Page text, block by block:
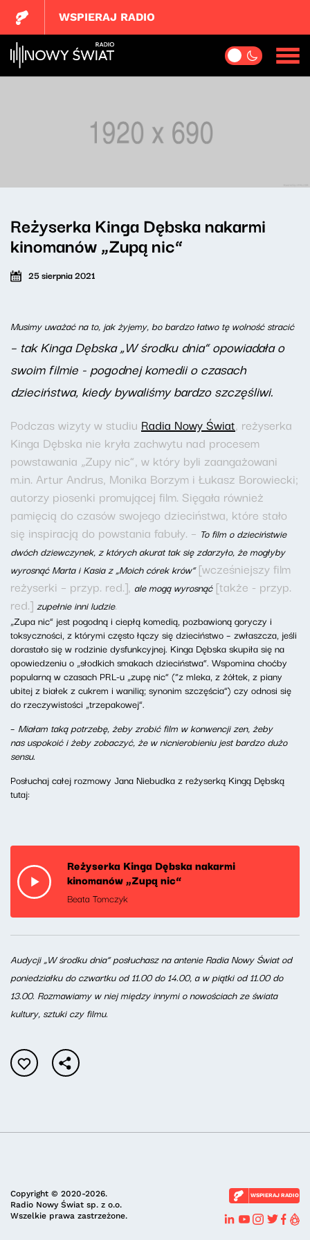
WSPIERAJ RADIO
Reżyserka Kinga Dębska nakarmi
kinomanów „Zupą nic”
25 sierpnia 2021
Musimy uważać na to, jak żyjemy, bo bardzo łatwo tę wolność stracić
– tak Kinga Dębska „W środku dnia” opowiadała o
swoim filmie - pogodnej komedii o czasach
dzieciństwa, kiedy bywaliśmy bardzo szczęśliwi.
Podczas wizyty w studiu Radia Nowy Świat, reżyserka
Kinga Dębska nie kryła zachwytu nad procesem
powstawania „Zupy nic”, w który byli zaangażowani
m.in. Artur Andrus, Monika Borzym i Łukasz Borowiecki;
autorzy piosenki promującej film. Sięgała również
pamięcią do czasów swojego dzieciństwa, które stało
się inspiracją do powstania fabuły. – To film o dzieciństwie
dwóch dziewczynek, z których akurat tak się zdarzyło, że mogłyby
wyrosnąć Marta i Kasia z „Moich córek krów”[wcześniejszy film
reżyserki – przyp. red.], ale mogą wyrosnąć[także - przyp.
red.] zupełnie inni ludzie.
„Zupa nic” jest pogodną i ciepłą komedią, pozbawioną goryczy i
toksyczności, z którymi często łączy się dzieciństwo – zwłaszcza, jeśli
dorastało się w rodzinie dysfunkcyjnej. Kinga Dębska skupiła się na
opowiedzeniu o „słodkich smakach dzieciństwa”. Wspomina choćby
popularną w czasach PRL-u „zupę nic” (“z mleka, z żółtek, z piany
ubitej z białek z cukrem i wanilią; synonim szczęścia”) czy odnosi się
do rzeczywistości „trzepakowej”.
– Miałam taką potrzebę, żeby zrobić film w konwencji zen, żeby
nas uspokoić i żeby zobaczyć, że w nicnierobieniu jest bardzo dużo
sensu.
Posłuchaj całej rozmowy Jana Niebudka z reżyserką Kingą Dębską
tutaj:
Reżyserka Kinga Dębska nakarmi
kinomanów „Zupą nic”
Beata Tomczyk
Audycji „W środku dnia” posłuchasz na antenie Radia Nowy Świat od
poniedziałku do czwartku od 11.00 do 14.00, a w piątki od 11.00 do
13.00. Rozmawiamy w niej między innymi o nowościach ze świata
kultury, sztuki czy filmu.
Copyright © 2020-2026.
Radio Nowy Świat sp. z o.o.
Wszelkie prawa zastrzeżone.
WSPIERAJ RADIO